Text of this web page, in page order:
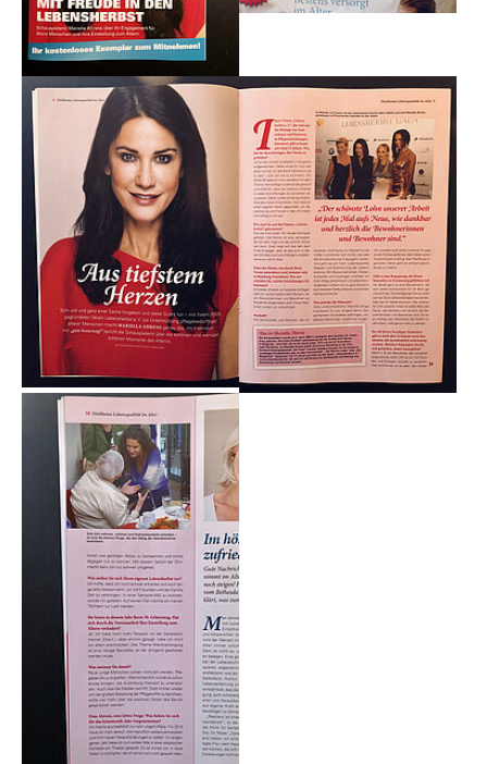
Show larger version Show larger version
Show larger version